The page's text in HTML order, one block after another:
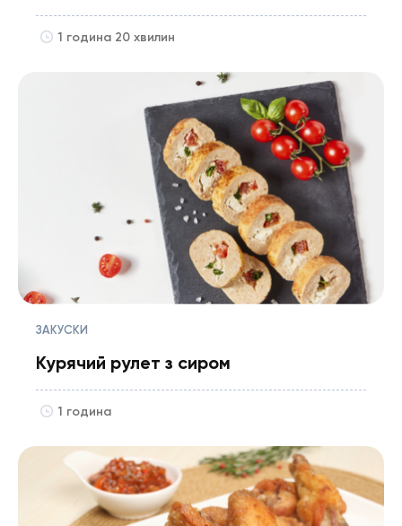
1 година 20 хвилин
ЗАКУСКИ
Курячий рулет з сиром
1 година